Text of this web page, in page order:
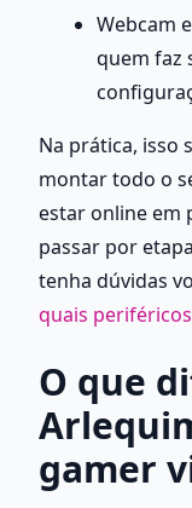
Webcam
quem faz
Na prática, isso
montar todo o
estar online em
passar por
quais
O que
gamer